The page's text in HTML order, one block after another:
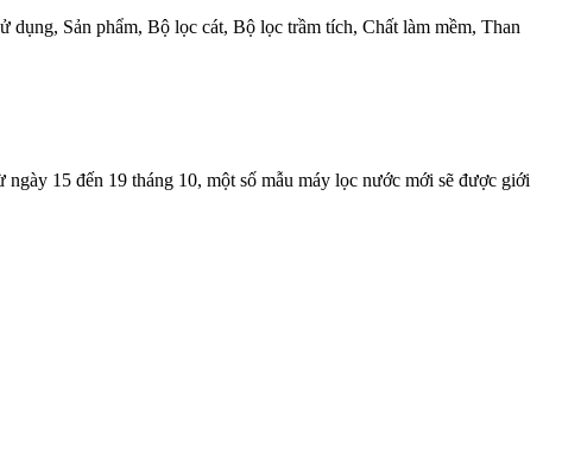
Sản phẩm, Bộ lọc cát, Bộ lọc trầm tích, Chất làm mềm, Than
15 đến 19 tháng 10, một số mẫu máy lọc nước mới sẽ được giới